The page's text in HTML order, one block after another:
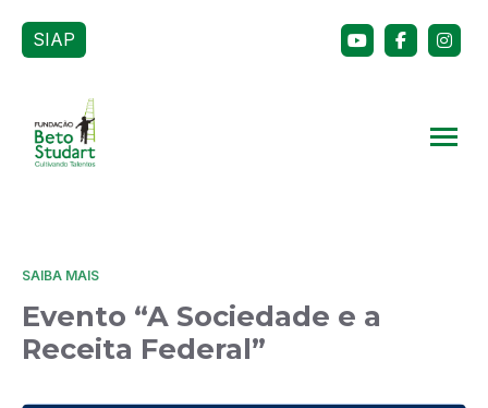
SIAP
SAIBA MAIS
Evento “A Sociedade e a
Receita Federal”